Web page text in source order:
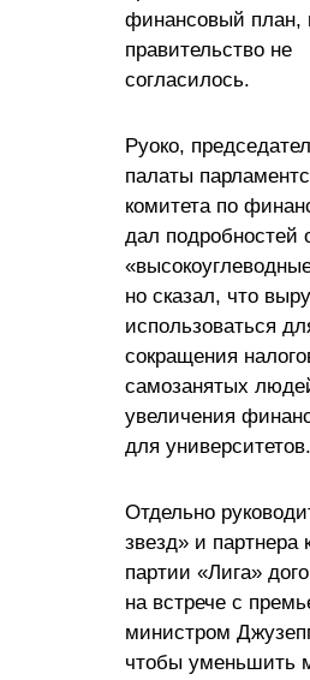
финансовый план,
правительство не
согласилось.
Руоко,
палаты
комитета по
дал подробностей
но сказал, что
использоваться
сокращения
самозанятых
увеличения
для университетов.
Отдельно
звезд» и партнера
партии «Лига»
на встрече с
министром
чтобы уменьшить